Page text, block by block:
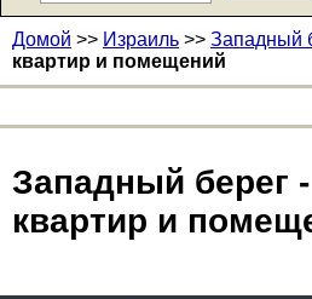
Домой >> Израиль >> Западный
квартир и помещений
Западный берег
квартир и